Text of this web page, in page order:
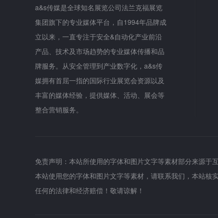
a&s传媒是全球知名展览公司法兰克福展览
集团旗下的专业媒体平台，自1994年品牌成
立以来，一直专注于安全&自动化产业前沿
产品、技术及市场趋势的专业媒体传播和品
牌服务。从安全管理到产业数字化，a&s传
媒拥有首屈一指的国际行业展览会资源以及
丰富的媒体经验，提供媒体、活动、展会等
整合营销服务。
免责声明：本站所使用的字体和图片文字等素材部分来源
本站使用您的字体和图片文字等素材，请联系我们，本站
任何的法律和经济赔偿！敬请谅解！